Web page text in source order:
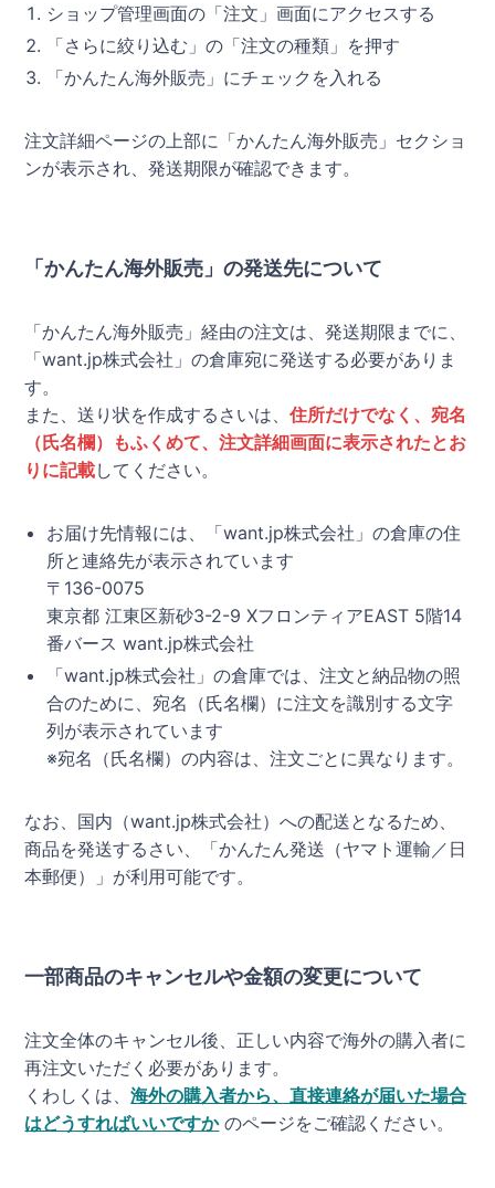
ショップ管理画面の「注文」画面にアクセスする
「さらに絞り込む」の「注文の種類」を押す
「かんたん海外販売」にチェックを入れる
注文詳細ページの上部に「かんたん海外販売」セクショ
ンが表示され、発送期限が確認できます。
「かんたん海外販売」の発送先について
「かんたん海外販売」経由の注文は、発送期限までに、
「want.jp株式会社」の倉庫宛に発送する必要がありま
す。
また、送り状を作成するさいは、住所だけでなく、宛名
（氏名欄）もふくめて、注文詳細画面に表示されたとお
りに記載してください。
お届け先情報には、「want.jp株式会社」の倉庫の住
所と連絡先が表示されています
〒136-0075
東京都 江東区新砂3-2-9 XフロンティアEAST 5階14
番バース want.jp株式会社
「want.jp株式会社」の倉庫では、注文と納品物の照
合のために、宛名（氏名欄）に注文を識別する文字
列が表示されています
※宛名（氏名欄）の内容は、注文ごとに異なります。
なお、国内（want.jp株式会社）への配送となるため、
商品を発送するさい、「かんたん発送（ヤマト運輸／日
本郵便）」が利用可能です。
一部商品のキャンセルや金額の変更について
注文全体のキャンセル後、正しい内容で海外の購入者に
再注文いただく必要があります。
くわしくは、海外の購入者から、直接連絡が届いた場合
はどうすればいいですかのページをご確認ください。